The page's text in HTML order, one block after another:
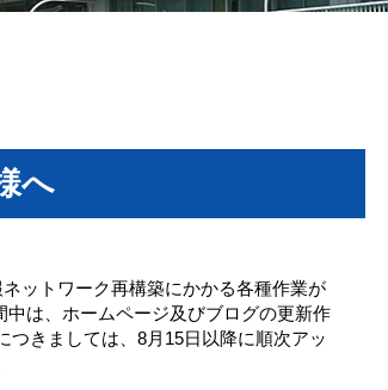
へ
ットワーク再構築にかかる各種作業が
は、ホームページ及びブログの更新作
きましては、8月15日以降に順次アッ